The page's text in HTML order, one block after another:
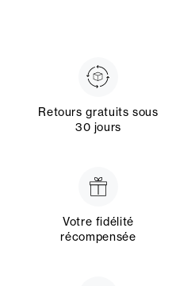
Retours gratuits sous
30 jours
Votre fidélité
récompensée